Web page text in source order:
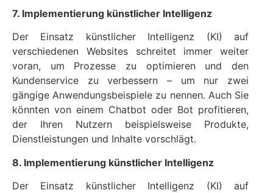
7. Implementierung künstlicher Intelligenz
Der Einsatz künstlicher Intelligenz (KI) auf
verschiedenen Websites schreitet immer weiter
voran, um Prozesse zu optimieren und den
Kundenservice zu verbessern – um nur zwei
gängige Anwendungsbeispiele zu nennen. Auch Sie
könnten von einem Chatbot oder Bot profitieren,
der Ihren Nutzern beispielsweise Produkte,
Dienstleistungen und Inhalte vorschlägt.
8. Implementierung künstlicher Intelligenz
Der Einsatz künstlicher Intelligenz (KI) auf